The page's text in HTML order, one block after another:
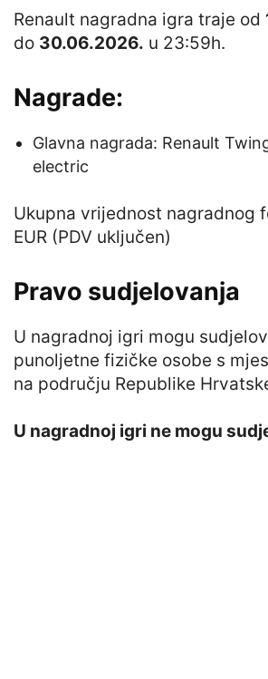
Renault nagradna igra traje od
do 30.06.2026. u 23:59h.
Nagrade:
Glavna nagrada: Renault
electric
Ukupna vrijednost nagradnog
EUR (PDV uključen)
Pravo sudjelovanja
U nagradnoj igri mogu
punoljetne fizičke osobe s
na području Republike
U nagradnoj igri ne mogu